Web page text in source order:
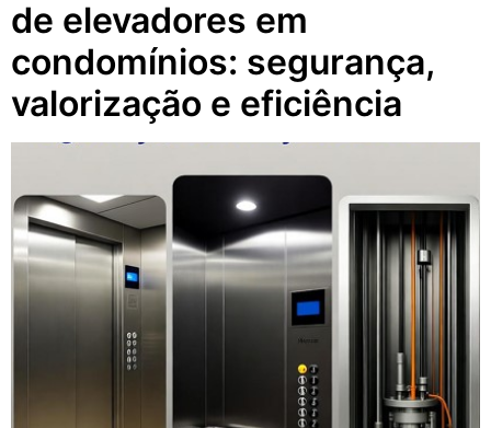
de elevadores em
condomínios: segurança,
valorização e eficiência